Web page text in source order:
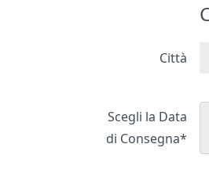
Città
Scegli la Data
di Consegna*